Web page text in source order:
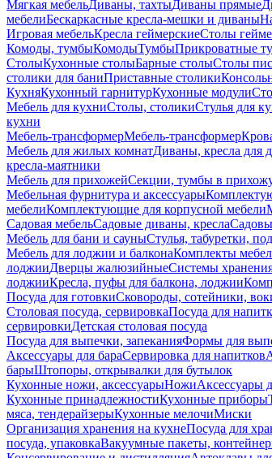
Мягкая мебельДиваны, тахтыДиваны прямые
мебелиБескаркасные кресла-мешки и диваны
Игровая мебельКресла геймерскиеСтолы
Комоды, тумбыКомодыТумбыПрикроватные
СтолыКухонные столыБарные столыСтолы
столики для баниПриставные столики
КухняКухонный гарнитурКухонные модули
Мебель для кухниСтолы, столикиСтулья для
кухни
Мебель-трансформерМебель-трансформер
Мебель для жилых комнатДиваны, кресла для
кресла-маятники
Мебель для прихожейСекции, тумбы в
Мебельная фурнитура и аксессуары
мебелиКомплектующие для корпусной мебели
Садовая мебельСадовые диваны, кресла
Мебель для бани и сауныСтулья, табуретки,
Мебель для лоджии и балконаКомплекты
лоджииДверцы жалюзийныеСистемы
лоджииКресла, пуфы для балкона, лоджии
Посуда для готовкиСковороды, сотейники,
Столовая посуда, сервировкаПосуда для
сервировкиДетская столовая посуда
Посуда для выпечки, запеканияФормы для
Аксессуары для бараСервировка для напитков
барыШтопоры, открывалки для бутылок
Кухонные ножи, аксессуарыНожиАксессуары
Кухонные принадлежностиКухонные приборы
мяса, тендерайзерыКухонные мелочиМиски
Организация хранения на кухнеПосуда для
посуда, упаковкаВакуумные пакеты,